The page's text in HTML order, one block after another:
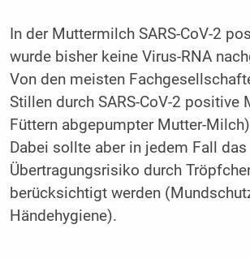
In der Muttermilch SARS-CoV-2
wurde bisher keine Virus-RNA
Von den meisten
Stillen durch SARS-CoV-2 positive
Füttern abgepumpter Mutter-
Dabei sollte aber in jedem Fall das
Übertragungsrisiko durch
berücksichtigt werden
Händehygiene).